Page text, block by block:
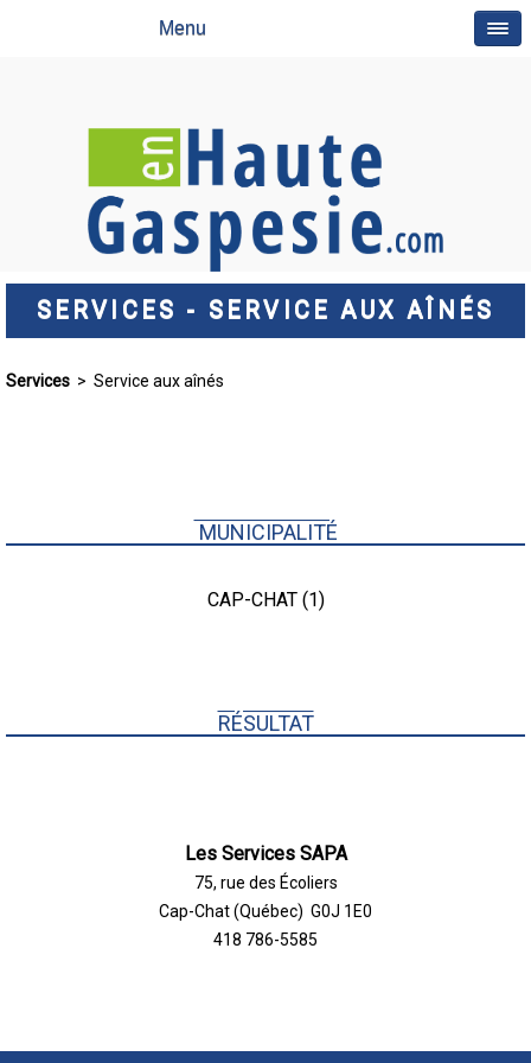
Menu
SERVICES - SERVICE AUX AÎNÉS
Services > Service aux aînés
MUNICIPALITÉ
CAP-CHAT (1)
RÉSULTAT
Les Services SAPA
75, rue des Écoliers
Cap-Chat (Québec) G0J 1E0
418 786-5585